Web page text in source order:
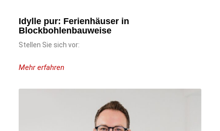
Idylle pur: Ferienhäuser in
Blockbohlenbauweise
Stellen Sie sich vor:
Mehr erfahren